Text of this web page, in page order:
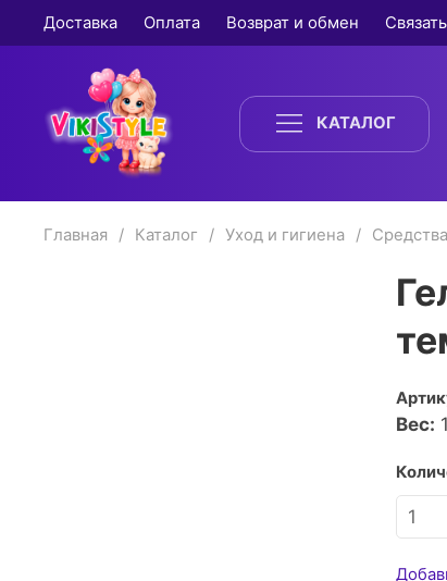
Доставка Оплата Возврат и обмен
КАТАЛОГ
Главная Каталог Уход и гигиена
Вес: